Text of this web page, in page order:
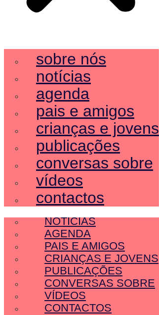
sobre nós
notícias
agenda
pais e amigos
crianças e jovens
publicações
conversas sobre
vídeos
contactos
SOBRE NÓS
NOTÍCIAS
AGENDA
PAIS E AMIGOS
CRIANÇAS E JOVENS
PUBLICAÇÕES
CONVERSAS SOBRE
VÍDEOS
CONTACTOS